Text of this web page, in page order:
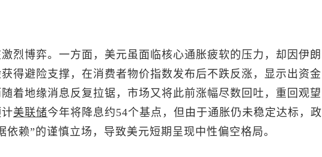
烈博弈。一方面，美元虽面临核心通胀疲软的压力，却因伊朗
得避险支撑，在消费者物价指数发布后不跌反涨，显示出资金
着地缘消息反复拉锯，市场又将此前涨幅尽数回吐，重回观望
美联储今年将降息约54个基点，但由于通胀仍未稳定达标，政
依赖”的谨慎立场，导致美元短期呈现中性偏空格局。